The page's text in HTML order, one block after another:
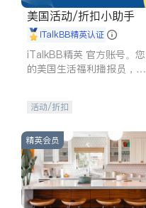
美国活动/折扣小助手
iTalkBB精英认证
iTalkBB精英 官方账号。您
的美国生活福利播报员，精
专属福利。
活动/折扣
精英会员